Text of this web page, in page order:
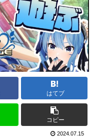
はてブ
コピー
2024.07.15